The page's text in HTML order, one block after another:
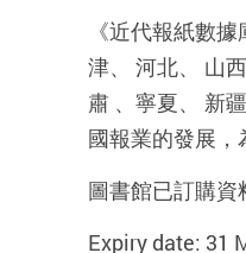
《近代報紙數
津、 河北、 山
肅 、寧夏、 新
國報業的發展，
圖書館已訂購資
Expiry date: 31